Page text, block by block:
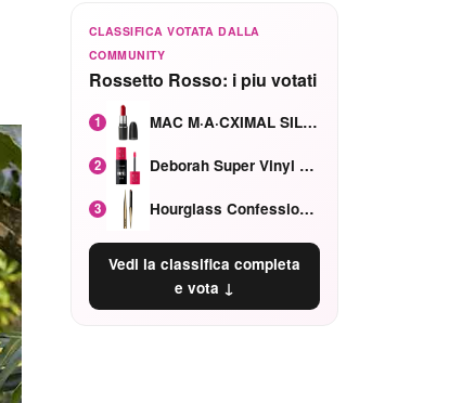
CLASSIFICA VOTATA DALLA
COMMUNITY
Rossetto Rosso: i piu votati
1 MAC M·A·CXIMAL SILKY MATTE Red Rock mat
2 Deborah Super Vinyl Shake Rosa Ciliegia
3 Hourglass Confession Ricaricabile Ultra Preciso Ad Alta Intensità Secretly Classic Red
Vedi la classifica completa
e vota ↓